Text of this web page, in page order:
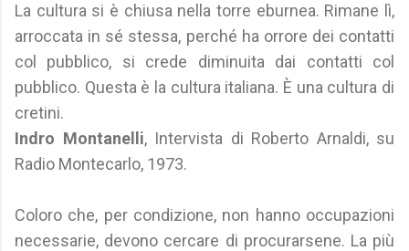
La cultura si è chiusa nella torre eburnea. Rimane lì,
arroccata in sé stessa, perché ha orrore dei contatti
col pubblico, si crede diminuita dai contatti col
pubblico. Questa è la cultura italiana. È una cultura di
cretini.
Indro Montanelli, Intervista di Roberto Arnaldi, su
Radio Montecarlo, 1973.
Coloro che, per condizione, non hanno occupazioni
necessarie, devono cercare di procurarsene. La più